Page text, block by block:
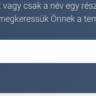
csak a név egy
Önnek a